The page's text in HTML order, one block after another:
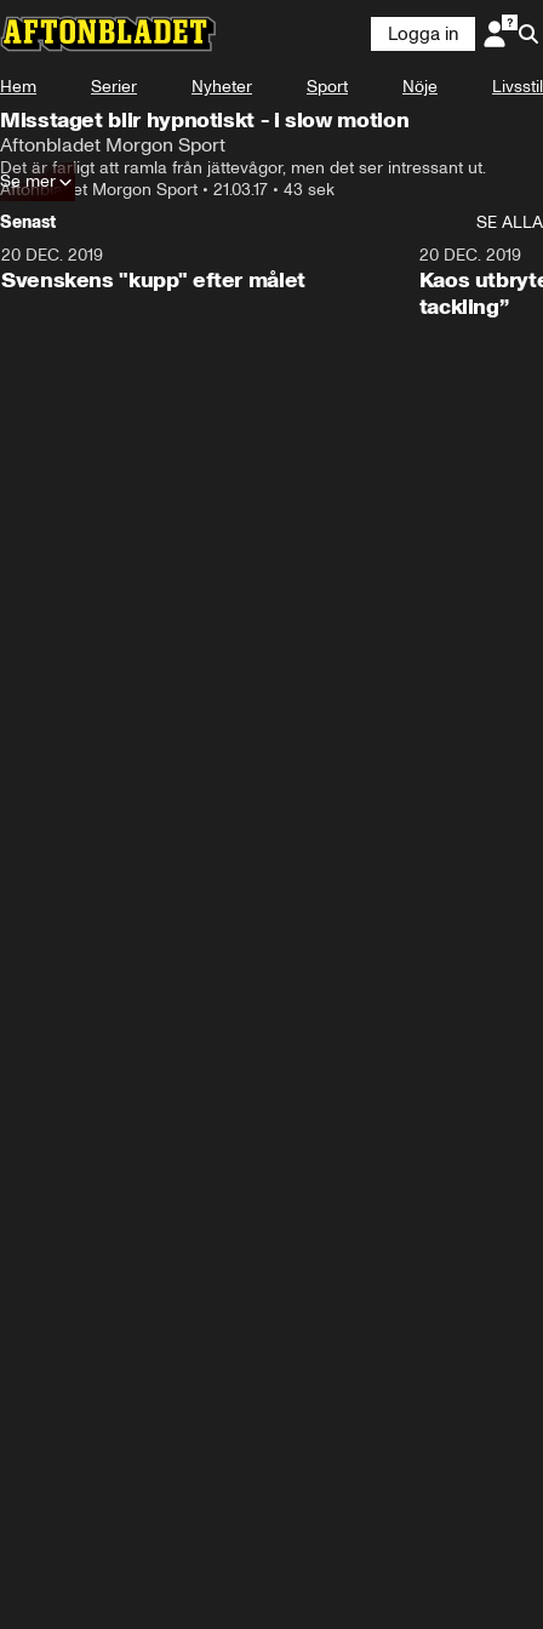
Logga in
Hem Serier Nyheter Sport Nöje Livsstil
Misstaget blir hypnotiskt - i slow motion
Aftonbladet Morgon Sport
Det är farligt att ramla från jättevågor, men det ser intressant ut.
Aftonbladet Morgon Sport • 21.03.17 • 43 sek
Se mer
Senast
SE ALLA
20 DEC. 2019
Svenskens "kupp" efter målet
20 DEC. 2019
Kaos
tackling”